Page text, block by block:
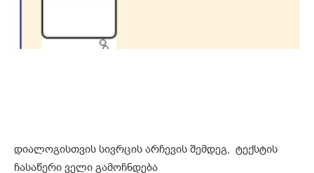
დიალოგისთვის სივრცის არჩევის შემდეგ, ტექსტის
ჩასაწერი ველი გამოჩნდება